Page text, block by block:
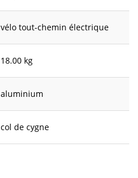
vélo tout-chemin électrique
18.00 kg
aluminium
col de cygne